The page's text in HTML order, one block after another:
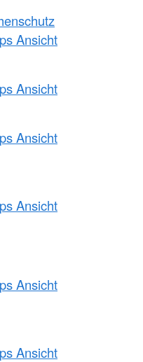
Ansicht
Ansicht
Ansicht
Ansicht
Ansicht
Ansicht